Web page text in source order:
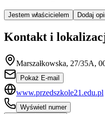
Jestem właścicielem Dodaj
Kontakt i
Marszałkowska, 27/35A,
Pokaż E-mail
www.przedszkole21.edu.pl
Wyświetl numer